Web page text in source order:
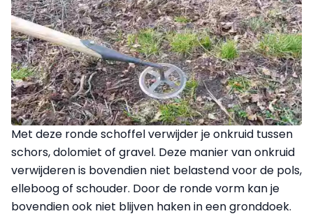
Met deze ronde schoffel verwijder je onkruid tussen
schors, dolomiet of gravel. Deze manier van onkruid
verwijderen is bovendien niet belastend voor de pols,
elleboog of schouder. Door de ronde vorm kan je
bovendien ook niet blijven haken in een gronddoek.